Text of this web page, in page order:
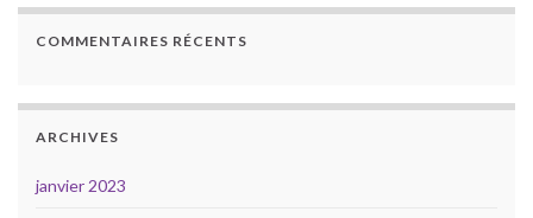
COMMENTAIRES RÉCENTS
ARCHIVES
janvier 2023